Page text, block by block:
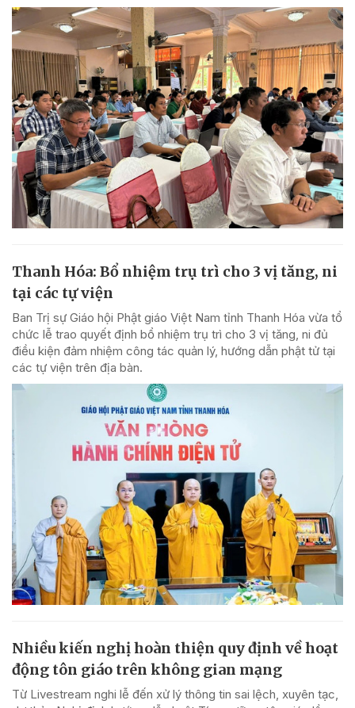
Thanh Hóa: Bổ nhiệm trụ trì cho 3 vị tăng, ni
tại các tự viện
Ban Trị sự Giáo hội Phật giáo Việt Nam tỉnh Thanh Hóa vừa tổ
chức lễ trao quyết định bổ nhiệm trụ trì cho 3 vị tăng, ni đủ
điều kiện đảm nhiệm công tác quản lý, hướng dẫn phật tử tại
các tự viện trên địa bàn.
Nhiều kiến nghị hoàn thiện quy định về hoạt
động tôn giáo trên không gian mạng
Từ Livestream nghi lễ đến xử lý thông tin sai lệch, xuyên tạc,